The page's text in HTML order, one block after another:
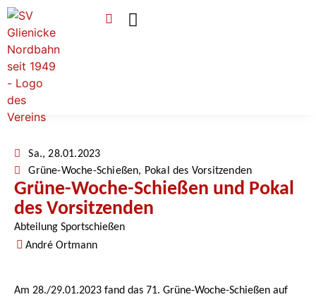
Sa., 28.01.2023
Grüne-Woche-Schießen, Pokal des Vorsitzenden
Grüne-Woche-Schießen und Pokal
des Vorsitzenden
Abteilung Sportschießen
André Ortmann
Am 28./29.01.2023 fand das 71. Grüne-Woche-Schießen auf